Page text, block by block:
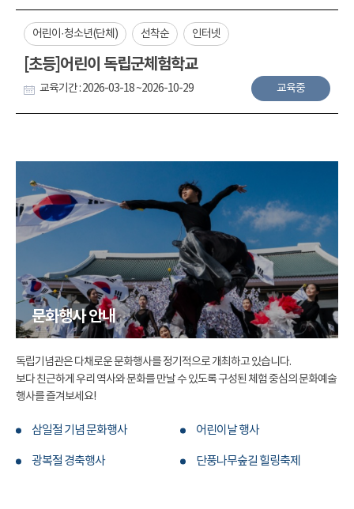
어린이·청소년(단체) 선착순 인터넷
[초등]어린이 독립군체험학교
교육기간 : 2026-03-18 ~2026-10-29 교육중
문화행사 안내
독립기념관은 다채로운 문화행사를 정기적으로 개최하고 있습니다.
보다 친근하게 우리 역사와 문화를 만날 수 있도록 구성된 체험 중심의 문화예술
행사를 즐겨보세요!
삼일절 기념 문화행사 어린이날 행사
광복절 경축행사 단풍나무숲길 힐링축제